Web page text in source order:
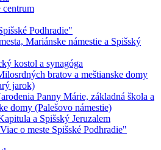
centrum
Podhradie"
Mariánske námestie a Spišský
kostol a synagóga
bratov a meštianske domy
jarok)
Panny Márie, základná škola a
domy (Palešovo námestie)
a Spišský Jeruzalem
o meste Spišské Podhradie"